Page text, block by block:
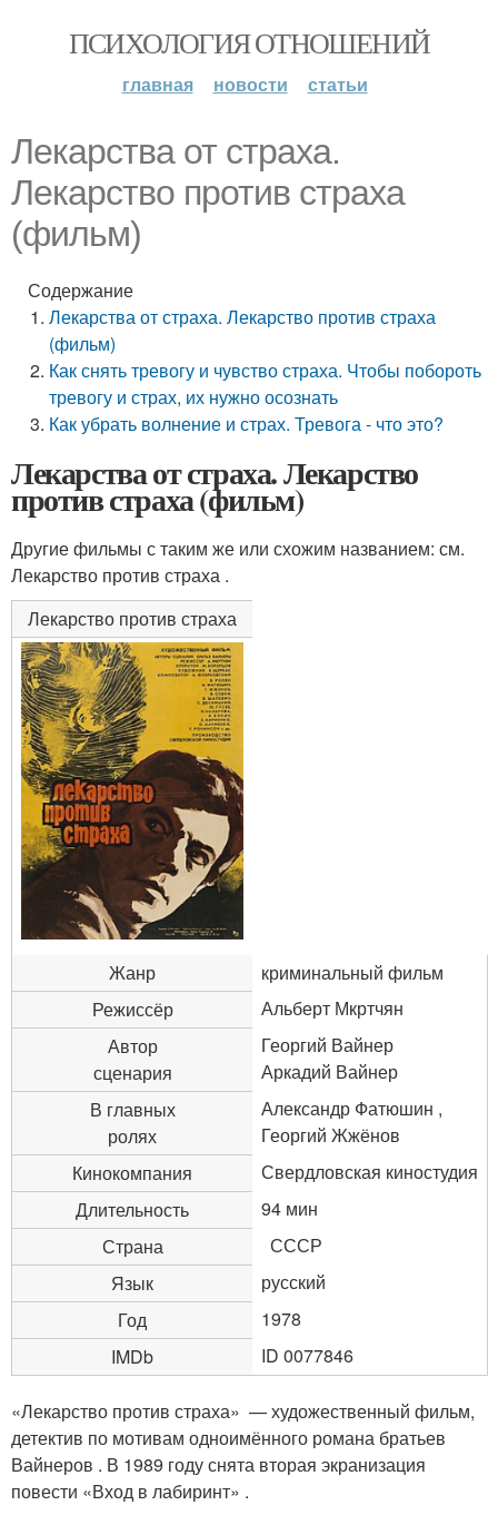
ПСИХОЛОГИЯ ОТНОШЕНИЙ
главная новости статьи
Лекарства от страха.
Лекарство против страха
(фильм)
Содержание
Лекарства от страха. Лекарство против страха
(фильм)
Как снять тревогу и чувство страха. Чтобы побороть
тревогу и страх, их нужно осознать
Как убрать волнение и страх. Тревога - что это?
Лекарства от страха. Лекарство
против страха (фильм)
Другие фильмы с таким же или схожим названием: см.
Лекарство против страха .
Лекарство против страха
Жанр
криминальный фильм
Режиссёр
Альберт Мкртчян
Автор
сценария
Георгий Вайнер
Аркадий Вайнер
В главных
ролях
Александр Фатюшин ,
Георгий Жжёнов
Кинокомпания
Свердловская киностудия
Длительность
94 мин
Страна
СССР
Язык
русский
Год
1978
IMDb
ID 0077846
«Лекарство против страха» — художественный фильм,
детектив по мотивам одноимённого романа братьев
Вайнеров . В 1989 году снята вторая экранизация
повести «Вход в лабиринт» .